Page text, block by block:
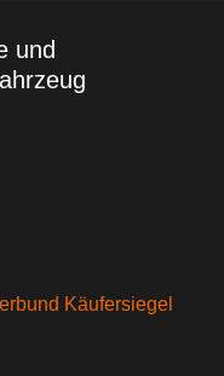
und